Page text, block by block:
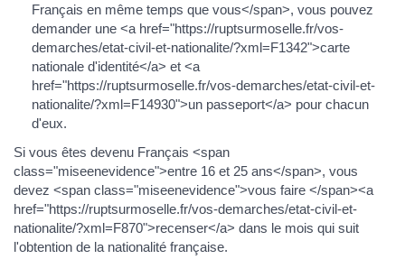
Français en même temps que vous</span>, vous pouvez
demander une <a href="https://ruptsurmoselle.fr/vos-
demarches/etat-civil-et-nationalite/?xml=F1342">carte
nationale d'identité</a> et <a
href="https://ruptsurmoselle.fr/vos-demarches/etat-civil-et-
nationalite/?xml=F14930">un passeport</a> pour chacun
d'eux.
Si vous êtes devenu Français <span
class="miseenevidence">entre 16 et 25 ans</span>, vous
devez <span class="miseenevidence">vous faire </span><a
href="https://ruptsurmoselle.fr/vos-demarches/etat-civil-et-
nationalite/?xml=F870">recenser</a> dans le mois qui suit
l'obtention de la nationalité française.